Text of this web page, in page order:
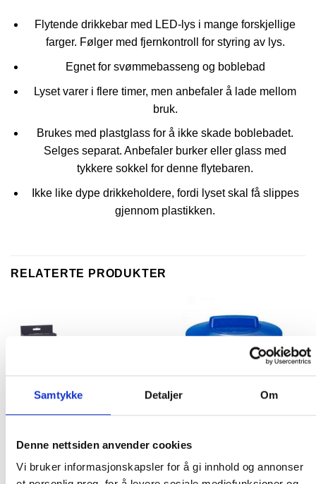
Samtykke Detaljer Om
Denne nettsiden anvender cookies
Vi bruker informasjonskapsler for å gi innhold og annonser
Flytende drikkebar med LED-lys i mange forskjellige
farger. Følger med fjernkontroll for styring av lys.
Egnet for svømmebasseng og boblebad
Lyset varer i flere timer, men anbefaler å lade mellom
bruk.
Brukes med plastglass for å ikke skade boblebadet.
Selges separat. Anbefaler burker eller glass med
tykkere sokkel for denne flytebaren.
Ikke like dype drikkeholdere, fordi lyset skal få slippes
gjennom plastikken.
RELATERTE PRODUKTER
TILBEHØR TIL SPA
Vannfylt sittepute til
boblebad i sort farge
Tablettdispenser – 200
gram tabletter